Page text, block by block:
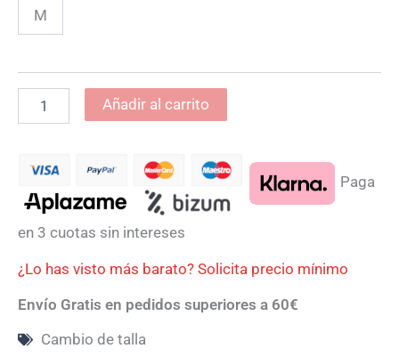
M
Añadir al carrito
Paga
en 3 cuotas sin intereses
¿Lo has visto más barato? Solicita precio mínimo
Envío Gratis en pedidos superiores a 60€
Cambio de talla